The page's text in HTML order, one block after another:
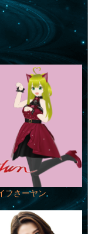
フさーヤン